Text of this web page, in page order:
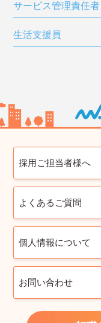
サービス管理責任者
生活支援員
採用ご担当者様へ
よくあるご質問
個人情報について
お問い合わせ